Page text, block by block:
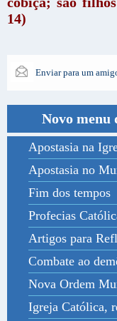
14)
Enviar para um
Novo menu
Apostasia na
Apostasia no
Fim dos tempos
Profecias
Artigos para
Combate ao
Nova Ordem
Igreja Católica,